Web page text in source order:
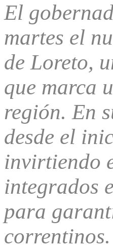
El
martes el
de Loreto,
que marca
región. En
desde el
invirtiendo
integrados
para
correntinos.